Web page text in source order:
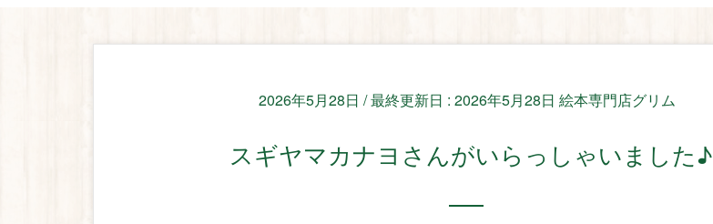
2026年5月28日 / 最終更新日 :2026年5月28日 絵本専門店グリム
スギヤマカナヨさんがいらっしゃいました♪